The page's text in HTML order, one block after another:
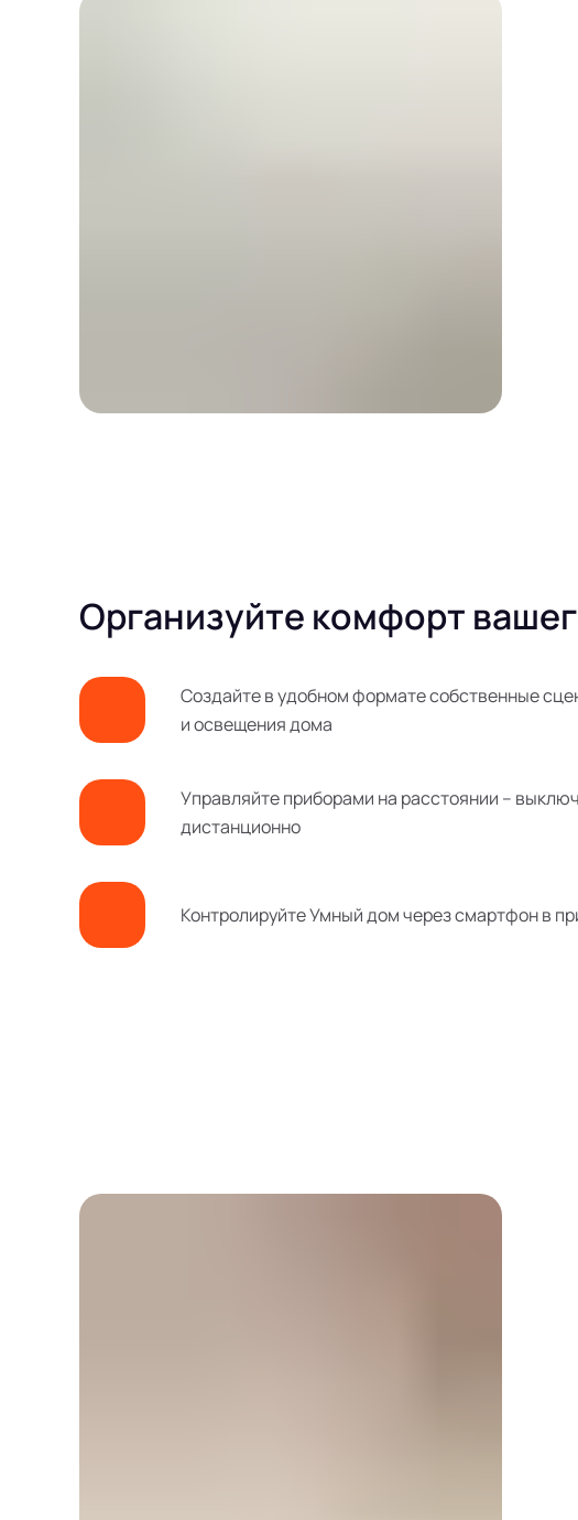
Организуйте комфорт
Создайте в удобном формате собственные
и освещения дома
Управляйте приборами на расстоянии –
дистанционно
Контролируйте Умный дом через смартфон в